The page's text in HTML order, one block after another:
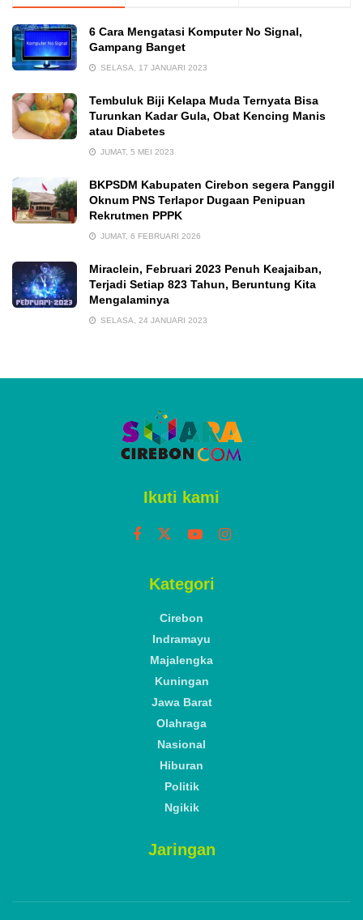
6 Cara Mengatasi Komputer No Signal,
Gampang Banget
SELASA, 17 JANUARI 2023
Tembuluk Biji Kelapa Muda Ternyata Bisa
Turunkan Kadar Gula, Obat Kencing Manis
atau Diabetes
JUMAT, 5 MEI 2023
BKPSDM Kabupaten Cirebon segera Panggil
Oknum PNS Terlapor Dugaan Penipuan
Rekrutmen PPPK
JUMAT, 6 FEBRUARI 2026
Miraclein, Februari 2023 Penuh Keajaiban,
Terjadi Setiap 823 Tahun, Beruntung Kita
Mengalaminya
SELASA, 24 JANUARI 2023
Ikuti kami
Kategori
Cirebon
Indramayu
Majalengka
Kuningan
Jawa Barat
Olahraga
Nasional
Hiburan
Politik
Ngikik
Jaringan